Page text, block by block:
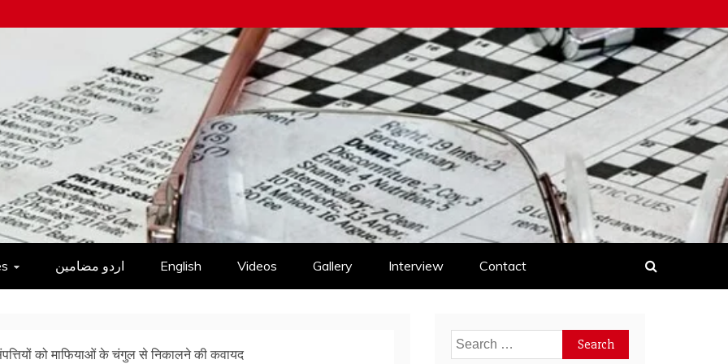
اردو مضامین English Videos Gallery Interview Contact
को माफियाओं के चंगुल से निकालने की कवायद
Search